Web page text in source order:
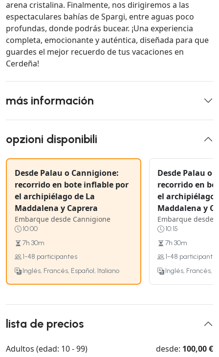
arena cristalina. Finalmente, nos dirigiremos a las
espectaculares bahías de Spargi, entre aguas poco
profundas, donde podrás bucear. ¡Una experiencia
completa, emocionante y auténtica, diseñada para que
guardes el mejor recuerdo de tus vacaciones en
Cerdeña!
más información
opzioni disponibili
Desde Palau o Cannigione:
recorrido en bote inflable por
el archipiélago de La
Maddalena y Caprera
Embarque desde Cannigione
10:00
7h 30m
1-48 participantes
Inglés, Francés, Español, Italiano
Desde Palau o
recorrido en
el archipiélago
Maddalena y
Embarque desde
10:15
7h 30m
1-48
Inglés, Francés,
lista de precios
Adultos (edad: 10 - 99) desde: 100,00 €